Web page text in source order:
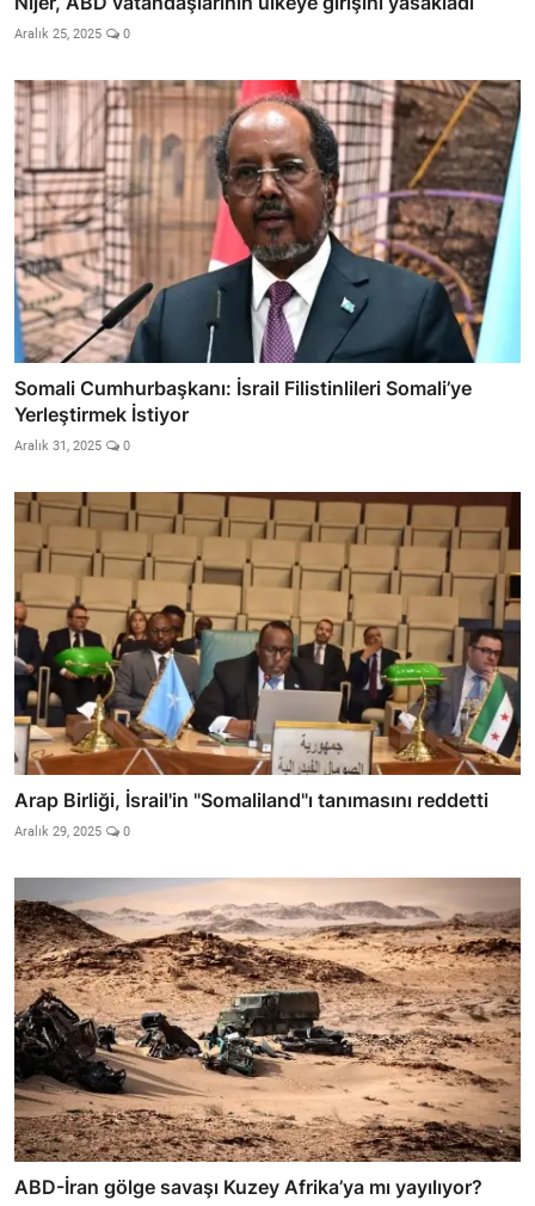
Aralık 25, 2025 0
Somali Cumhurbaşkanı: İsrail Filistinlileri Somali’ye
Yerleştirmek İstiyor
Aralık 31, 2025 0
Arap Birliği, İsrail'in "Somaliland"ı tanımasını reddetti
Aralık 29, 2025 0
ABD-İran gölge savaşı Kuzey Afrika’ya mı yayılıyor?